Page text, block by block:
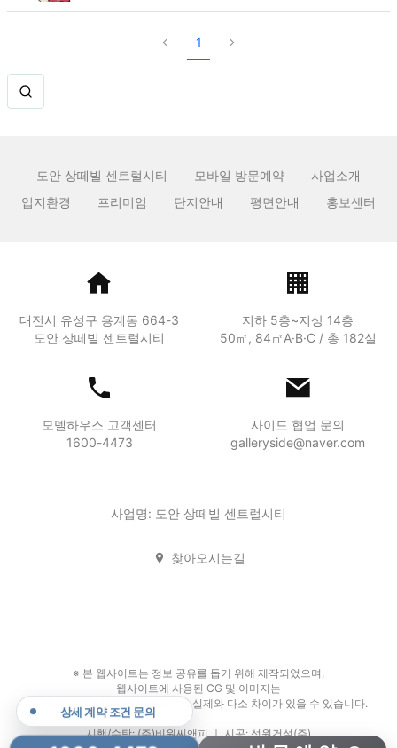
1
도안 상떼빌 센트럴시티 모바일 방문예약
사업소개
입지환경
프리미엄 단지안내 평면안내 홍보센터
대전시 유성구 용계동 664-3
도안 상떼빌 센트럴시티
지하 5층~지상 14층
50㎡, 84㎡A·B·C / 총 182실
모델하우스 고객센터
1600-4473
사이드 협업 문의
galleryside@naver.com
사업명: 도안 상떼빌 센트럴시티
찾아오시는길
※ 본 웹사이트는 정보 공유를 돕기 위해 제작되었으며,
웹사이트에 사용된 CG 및 이미지는
인·허가 과정에서 일부 변경되거나 실제와 다소 차이가 있을 수 있습니다.
시행/수탁: (주)비원씨앤피 ｜ 시공: 성원건설(주)
상세 계약 조건 문의